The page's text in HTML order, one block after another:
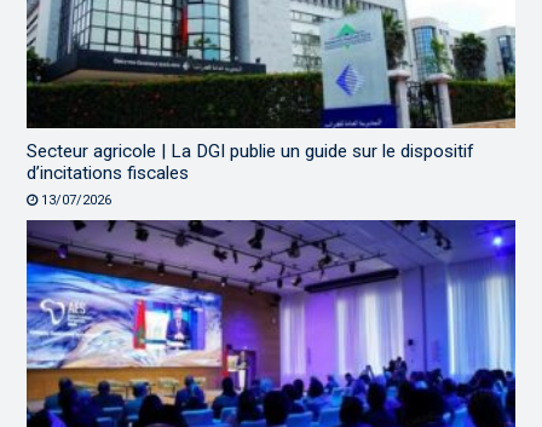
Secteur agricole | La DGI publie un guide sur le dispositif
d’incitations fiscales
13/07/2026